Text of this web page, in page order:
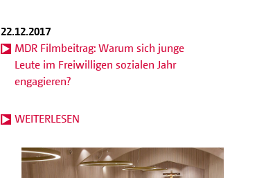
22.12.2017
MDR Filmbeitrag: Warum sich junge
Leute im Freiwilligen sozialen Jahr
engagieren?
WEITERLESEN